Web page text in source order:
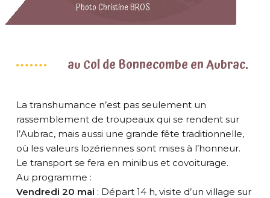
Photo Christine BROS
au Col de Bonnecombe en Aubrac.
La transhumance n’est pas seulement un
rassemblement de troupeaux qui se rendent sur
l’Aubrac, mais aussi une grande fête traditionnelle,
où les valeurs lozériennes sont mises à l’honneur.
Le transport se fera en minibus et covoiturage.
Au programme :
Vendredi 20 mai : Départ 14 h, visite d’un village sur